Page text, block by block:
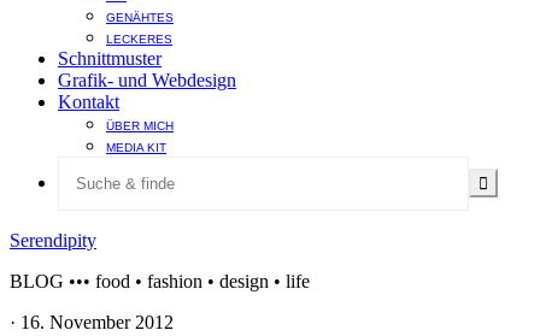
GENÄHTES
LECKERES
Schnittmuster
Grafik- und Webdesign
Kontakt
ÜBER MICH
MEDIA KIT
Serendipity
BLOG ••• food • fashion • design • life
· 16. November 2012